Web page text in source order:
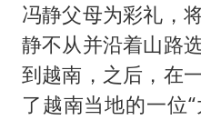
冯静父母为彩礼，
静不从并沿着山路
到越南，之后，在
了越南当地的一位